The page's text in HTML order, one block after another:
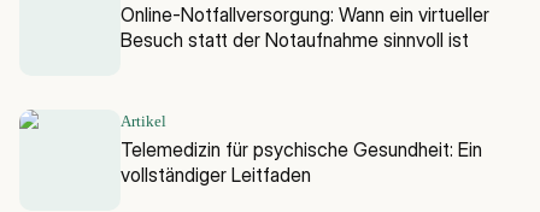
Online-Notfallversorgung: Wann ein virtueller
Besuch statt der Notaufnahme sinnvoll ist
Artikel
Telemedizin für psychische Gesundheit: Ein
vollständiger Leitfaden